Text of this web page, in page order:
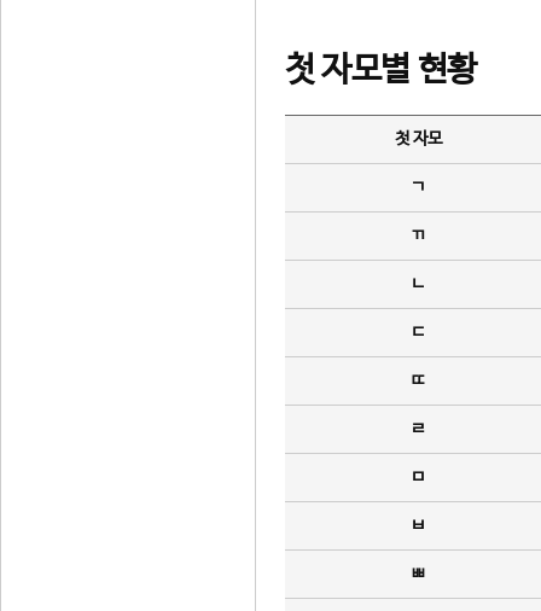
첫 자모별 현황
첫 자모
ㄱ
ㄲ
ㄴ
ㄷ
ㄸ
ㄹ
ㅁ
ㅂ
ㅃ